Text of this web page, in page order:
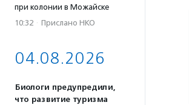
при колонии в Можайске
10:32 · Прислано НКО
04.08.2026
Биологи предупредили,
что развитие туризма